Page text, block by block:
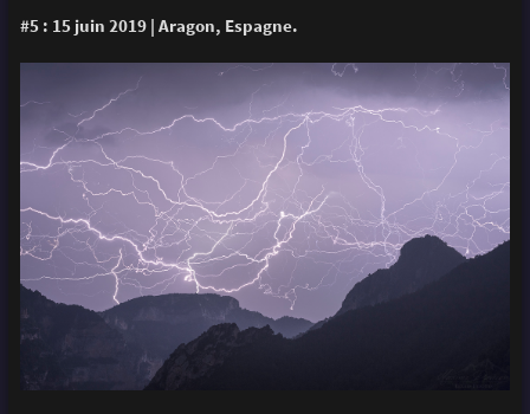
#5 : 15 juin 2019 | Aragon, Espagne.